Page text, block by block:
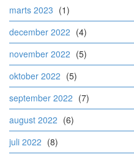
marts 2023 (1)
december 2022 (4)
november 2022 (5)
oktober 2022 (5)
september 2022 (7)
august 2022 (6)
juli 2022 (8)